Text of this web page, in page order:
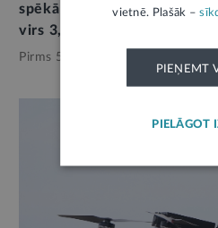
spēkā vinješu likmju
virs 3,5 tonnām
Pirms 5 mēnešiem,
vietnē. Plašāk –
PIEŅEMT
PIELĀGOT